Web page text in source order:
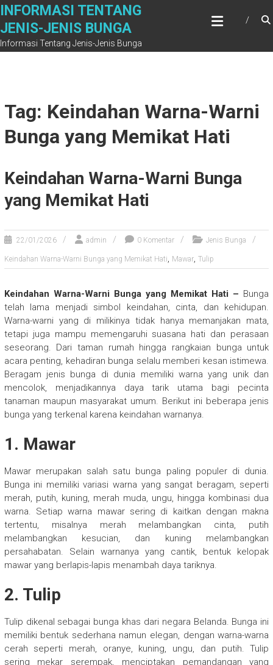
Skip
content
INFORMASI TENTANG
JENIS-JENIS BUNGA
Informasi Tentang Jenis-Jenis Bunga
Tag: Keindahan Warna-Warni
Bunga yang Memikat Hati
Keindahan Warna-Warni Bunga
yang Memikat Hati
22/01/2026 admin 0 Komentar Jenis Bunga
Keindahan Warna-Warni Bunga yang Memikat Hati, Mawar, Tulip
Keindahan Warna-Warni Bunga yang Memikat Hati – Bunga
telah lama menjadi simbol keindahan, cinta, dan kehidupan.
Warna-warni yang di milikinya tidak hanya memanjakan mata,
tetapi juga mampu memengaruhi suasana hati dan perasaan
seseorang. Dari taman rumah hingga rangkaian bunga untuk
acara penting, kehadiran bunga selalu memberi kesan istimewa.
Beragam jenis bunga di dunia memiliki warna yang unik dan
mencolok, menjadikannya daya tarik utama bagi pecinta
tanaman maupun masyarakat umum. Berikut ini beberapa jenis
bunga yang terkenal karena keindahan warnanya.
1. Mawar
Mawar merupakan salah satu bunga paling populer di dunia.
Bunga ini memiliki variasi warna yang sangat beragam, seperti
merah, putih, kuning, merah muda, ungu, hingga kombinasi dua
warna. Setiap warna mawar sering di kaitkan dengan makna
tertentu, misalnya merah melambangkan cinta, putih
melambangkan kesucian, dan kuning melambangkan
persahabatan. Selain warnanya yang cantik, bentuk kelopak
mawar yang berlapis-lapis menambah daya tariknya.
2. Tulip
Tulip dikenal sebagai bunga khas dari negara Belanda. Bunga ini
memiliki bentuk sederhana namun elegan, dengan warna-warna
cerah seperti merah, oranye, kuning, ungu, dan putih. Tulip
sering mekar serempak, menciptakan pemandangan yang